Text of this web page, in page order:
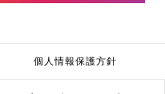
個人情報保護方針